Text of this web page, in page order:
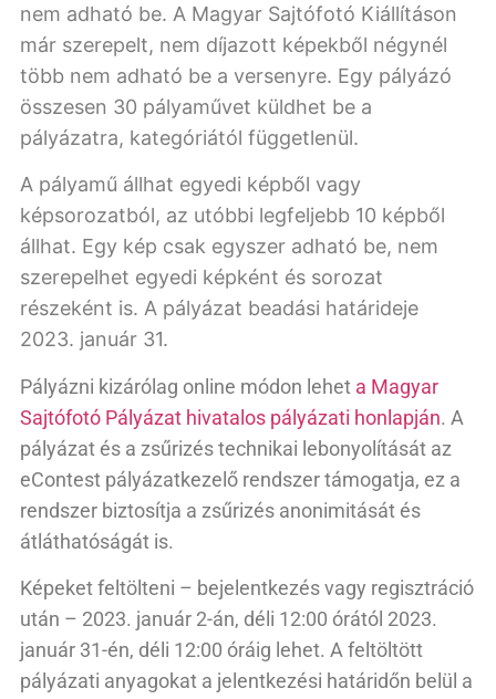
nem adható be. A Magyar Sajtófotó Kiállításon
már szerepelt, nem díjazott képekből négynél
több nem adható be a versenyre. Egy pályázó
összesen 30 pályaművet küldhet be a
pályázatra, kategóriától függetlenül.
A pályamű állhat egyedi képből vagy
képsorozatból, az utóbbi legfeljebb 10 képből
állhat. Egy kép csak egyszer adható be, nem
szerepelhet egyedi képként és sorozat
részeként is. A pályázat beadási határideje
2023. január 31.
Pályázni kizárólag online módon lehet a Magyar
Sajtófotó Pályázat hivatalos pályázati honlapján. A
pályázat és a zsűrizés technikai lebonyolítását az
eContest pályázatkezelő rendszer támogatja, ez a
rendszer biztosítja a zsűrizés anonimitását és
átláthatóságát is.
Képeket feltölteni – bejelentkezés vagy regisztráció
után – 2023. január 2-án, déli 12:00 órától 2023.
január 31-én, déli 12:00 óráig lehet. A feltöltött
pályázati anyagokat a jelentkezési határidőn belül a